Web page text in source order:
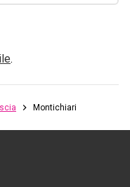
.
Montichiari